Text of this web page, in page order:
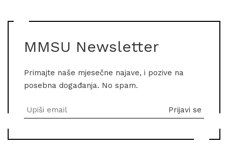
MMSU Newsletter
Primajte naše mjesečne najave, i pozive na
posebna događanja. No spam.